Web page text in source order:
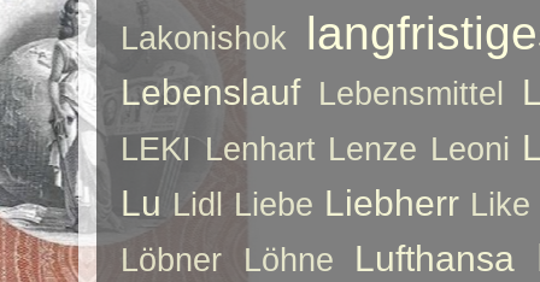
Lakonishok
Lebenslauf Lebensmittel
LEKI Lenhart Lenze Leoni
Lu Lidl Liebe Liebherr Like
Löbner
Löhne Lufthansa